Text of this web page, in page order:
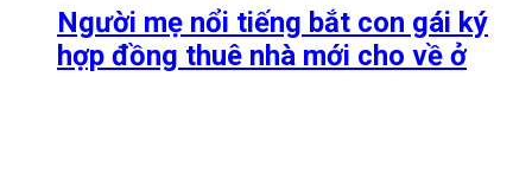
Người mẹ nổi tiếng bắt con gái ký
hợp đồng thuê nhà mới cho về ở